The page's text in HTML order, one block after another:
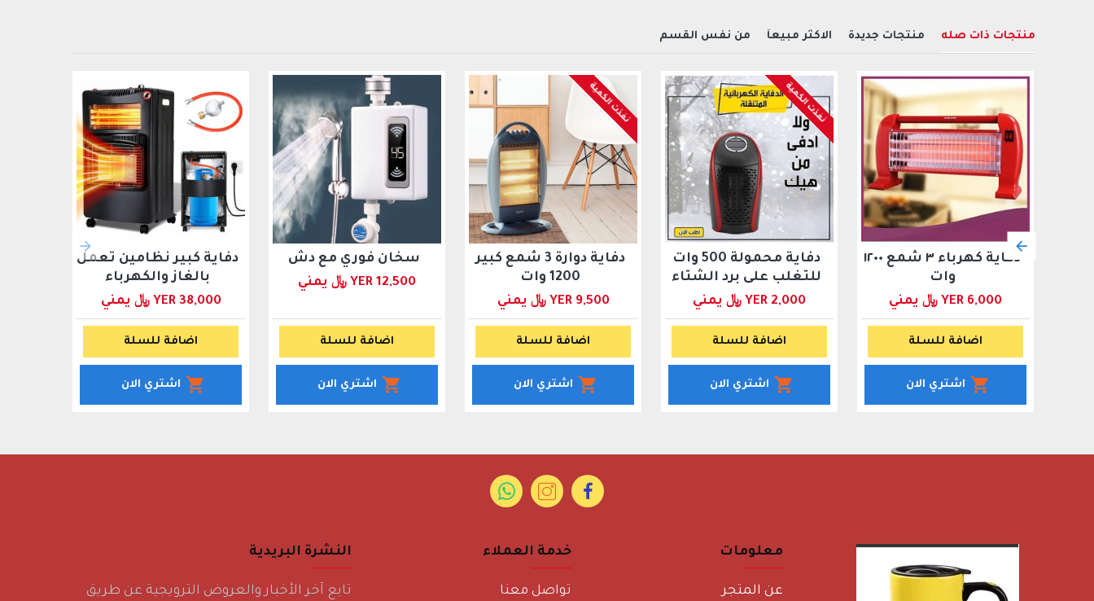
منتجات ذات صله منتجات جديدة الاكثر مبيعآ من نفس القسم
دفاية كهرباء ٣ شمع ١٢٠٠
وات
YER 6,000 ﷼ يمني
اضافة للسلة
اشتري الان
نفذت الكمية
دفاية محمولة 500 وات
للتغلب على برد الشتاء
YER 2,000 ﷼ يمني
اضافة للسلة
اشتري الان
نفذت الكمية
دفاية دوارة 3 شمع كبير
1200 وات
YER 9,500 ﷼ يمني
اضافة للسلة
اشتري الان
سخان فوري مع دش
YER 12,500 ﷼ يمني
اضافة للسلة
اشتري الان
دفاية كبير نظامين تعمل
بالغاز والكهرباء
YER 38,000 ﷼ يمني
اضافة للسلة
اشتري الان
معلومات
عن المتجر
خدمة العملاء
تواصل معنا
النشرة البريدية
تابع آخر الأخبار والعروض الترويجية عن طريق